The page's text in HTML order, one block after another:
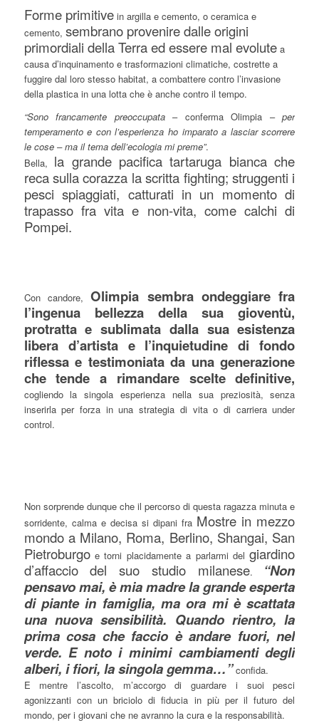
Forme primitivein argilla e cemento, o ceramica e
cemento, sembrano provenire dalle origini
primordiali della Terra ed essere mal evolutea
causa d’inquinamento e trasformazioni climatiche, costrette a
fuggire dal loro stesso habitat, a combattere contro l’invasione
della plastica in una lotta che è anche contro il tempo.
“Sono francamente preoccupata– conferma Olimpia –per
temperamento e con l’esperienza ho imparato a lasciar scorrere
le cose – ma il tema dell’ecologia mi preme”.
Bella, la grande pacifica tartaruga bianca che
reca sulla corazza la scritta fighting; struggenti i
pesci spiaggiati, catturati in un momento di
trapasso fra vita e non-vita, come calchi di
Pompei.
Con candore,Olimpia sembra ondeggiare fra
l’ingenua bellezza della sua gioventù,
protratta e sublimata dalla sua esistenza
libera d’artista e l’inquietudine di fondo
riflessa e testimoniata da una generazione
che tende a rimandare scelte definitive,
cogliendo la singola esperienza nella sua preziosità, senza
inserirla per forza in una strategia di vita o di carriera under
control.
Non sorprende dunque che il percorso di questa ragazza minuta e
sorridente, calma e decisa si dipani fra Mostre in mezzo
mondo a Milano, Roma, Berlino, Shangai, San
Pietroburgoe torni placidamente a parlarmi delgiardino
d’affaccio del suo studio milanese. “Non
pensavo mai, è mia madre la grande esperta
di piante in famiglia, ma ora mi è scattata
una nuova sensibilità. Quando rientro, la
prima cosa che faccio è andare fuori, nel
verde. E noto i minimi cambiamenti degli
alberi, i fiori, la singola gemma…”confida.
E mentre l’ascolto, m’accorgo di guardare i suoi pesci
agonizzanti con un briciolo di fiducia in più per il futuro del
mondo, per i giovani che ne avranno la cura e la responsabilità.